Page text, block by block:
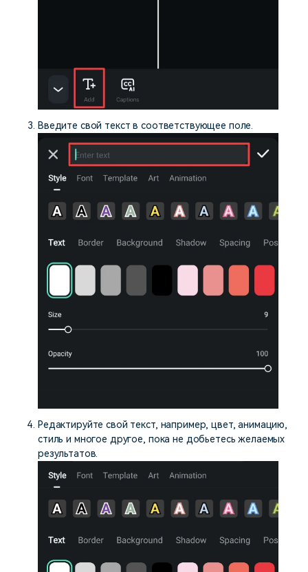
Введите свой текст в соответствующее поле.
Редактируйте свой текст, например, цвет, анимацию,
стиль и многое другое, пока не добьетесь желаемых
результатов.